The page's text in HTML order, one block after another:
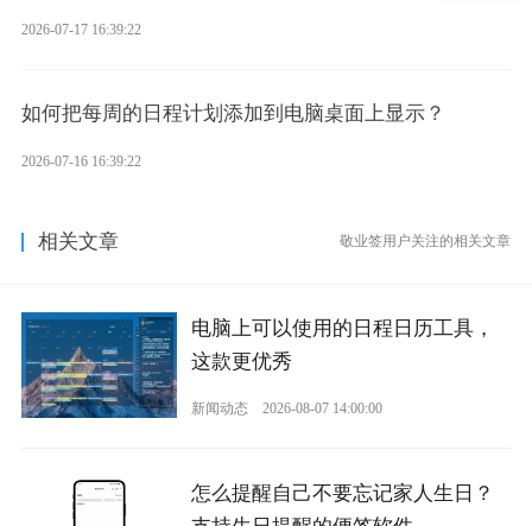
2026-07-17 16:39:22
如何把每周的日程计划添加到电脑桌面上显示？
2026-07-16 16:39:22
相关文章 敬业签用户关注的相关文章
电脑上可以使用的日程日历工具，
这款更优秀
新闻动态 2026-08-07 14:00:00
怎么提醒自己不要忘记家人生日？